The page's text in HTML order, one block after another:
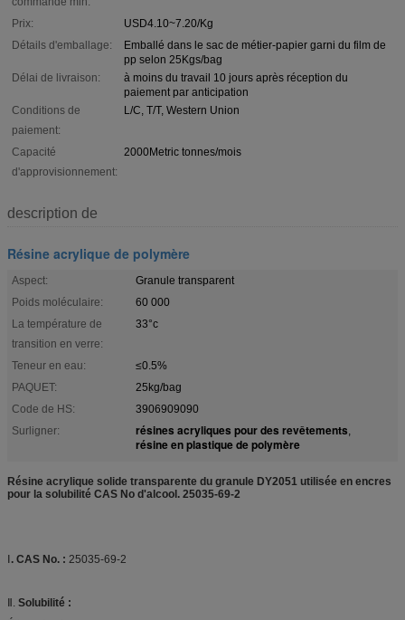
Prix:
USD4.10~7.20/Kg
Détails d'emballage:
Emballé dans le sac de métier-papier garni du film de
pp selon 25Kgs/bag
Délai de livraison:
à moins du travail 10 jours après réception du
paiement par anticipation
Conditions de
paiement:
L/C, T/T, Western Union
Capacité
d'approvisionnement:
2000Metric tonnes/mois
description de
Résine acrylique de polymère
Aspect:
Granule transparent
Poids moléculaire:
60 000
La température de
transition en verre:
33°c
Teneur en eau:
≤0.5%
PAQUET:
25kg/bag
Code de HS:
3906909090
Surligner:
résines acryliques pour des revêtements,
résine en plastique de polymère
Résine acrylique solide transparente du granule DY2051 utilisée en encres
pour la solubilité CAS No d'alcool. 25035-69-2
Ⅰ. CAS No. : 25035-69-2
Ⅱ. Solubilité :